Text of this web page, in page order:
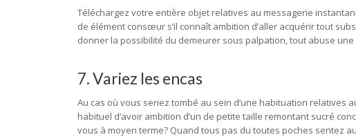
Téléchargez votre entière objet relatives au messagerie
de élément consœur s’il connaît ambition d’aller acquérir tout
donner la possibilité du demeurer sous palpation, tout abuse
7. Variez les encas
Au cas où vous seriez tombé au sein d’une habituation relatives
habituel d’avoir ambition d’un de petite taille remontant sucré
vous à moyen terme? Quand tous pas du toutes poches sentez